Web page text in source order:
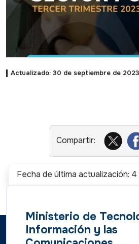
Actualizado: 30 de septiembre de 2023
Fecha de última actualización:
Ministerio de
Información y las